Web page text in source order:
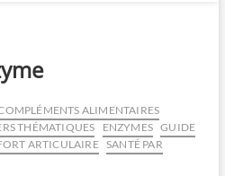
ALIMENTAIRES
THÉMATIQUES ENZYMES GUIDE
ARTICULAIRE SANTÉ PAR